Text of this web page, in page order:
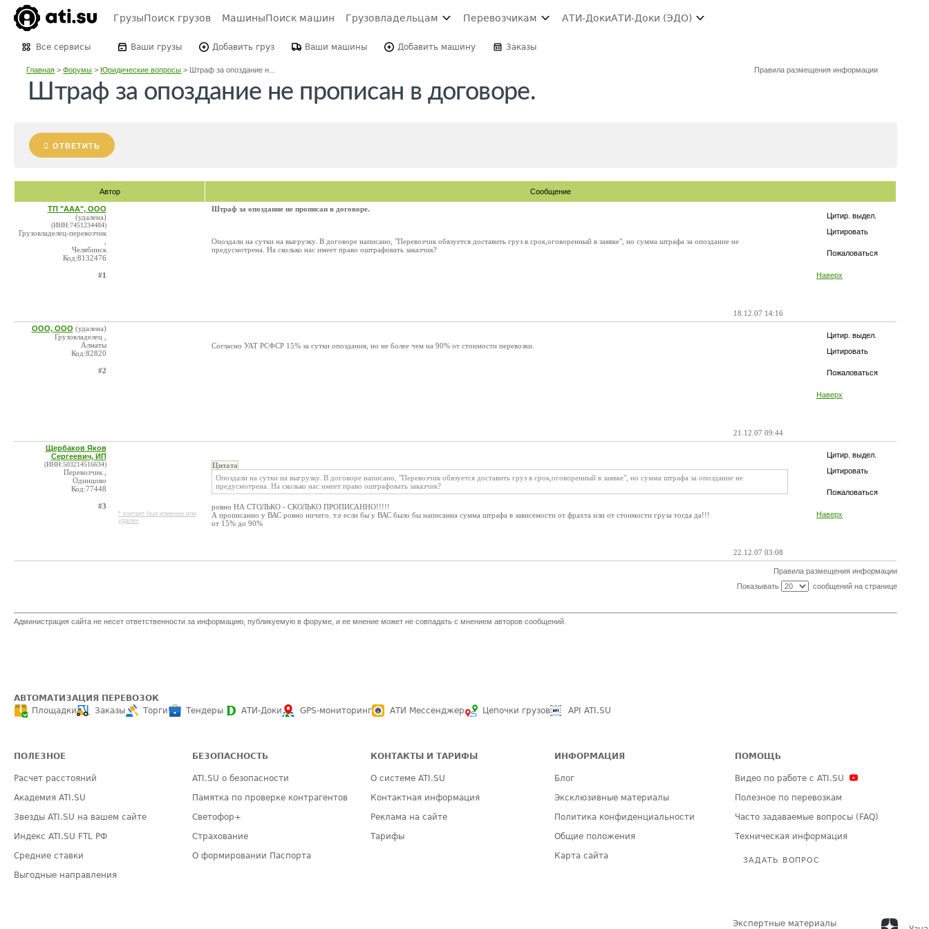
ГрузыПоиск грузов МашиныПоиск машин Грузовладельцам Перевозчикам АТИ-ДокиАТИ-Доки (ЭДО)
Все сервисы Ваши грузы Добавить груз Ваши машины Добавить машину Заказы
Главная >Форумы >Юридические вопросы > Штраф за опоздание н... Правила размещения информации
Штраф за опоздание не прописан в договоре.
ОТВЕТИТЬ
Автор Сообщение
Цитир. выдел.
Цитировать
Пожаловаться
Наверх
ТП "ААА", ООО
(удалена)
(ИНН:7451234484)
Грузовладелец-перевозчик
Челябинск
Код:8132476
#1
Штраф за опоздание не прописан в договоре.
Опоздали на сутки на выгрузку. В договоре написано, "Перевозчик обязуется доставить груз в срок,оговоренный в заявке", но сумма штрафа за опоздание не
предусмотрена. На сколько нас имеет право оштрафовать заказчик?
18.12.07 14:16
Цитир. выдел.
Цитировать
Пожаловаться
Наверх
ООО, ООО (удалена)
Грузовладелец ,
Алматы
Код:82820
#2
Согласно УАТ РСФСР 15% за сутки опоздания, но не более чем на 90% от стоимости перевозки.
21.12.07 09:44
Цитир. выдел.
Цитировать
Пожаловаться
Наверх
Щербаков Яков
Сергеевич, ИП
(ИНН:503214516634)
Перевозчик ,
Одинцово
Код:77448
#3
* контакт был изменен или
удален
Цитата
Опоздали на сутки на выгрузку. В договоре написано, "Перевозчик обязуется доставить груз в срок,оговоренный в заявке", но сумма штрафа за опоздание не
предусмотрена. На сколько нас имеет право оштрафовать заказчик?
ровно НА СТОЛЬКО - СКОЛЬКО ПРОПИСАННО!!!!!
А прописанно у ВАС ровно ничего. т.е если бы у ВАС было бы написанна сумма штрафа в зависемости от фрахта или от стоимости груза тогда да!!!
от 15% до 90%
22.12.07 03:08
Правила размещения информации
Показывать
сообщений на странице
Администрация сайта не несет ответственности за информацию, публикуемую в форуме, и ее мнение может не совпадать с мнением авторов сообщений.
АВТОМАТИЗАЦИЯ ПЕРЕВОЗОК
Площадки
Заказы Торги Тендеры АТИ-Доки GPS-мониторинг АТИ Мессенджер Цепочки грузов API ATI.SU
ПОЛЕЗНОЕ
Расчет расстояний
Академия ATI.SU
Звезды ATI.SU на вашем сайте
Индекс ATI.SU FTL РФ
Средние ставки
Выгодные направления
БЕЗОПАСНОСТЬ
ATI.SU о безопасности
Памятка по проверке контрагентов
Светофор+
Страхование
О формировании Паспорта
КОНТАКТЫ И ТАРИФЫ
О системе ATI.SU
Контактная информация
Реклама на сайте
Тарифы
ИНФОРМАЦИЯ
Блог
Эксклюзивные материалы
Политика конфиденциальности
Общие положения
Карта сайта
ПОМОЩЬ
Видео по работе с ATI.SU
Полезное по перевозкам
Часто задаваемые вопросы (FAQ)
Техническая информация
ЗАДАТЬ ВОПРОС
Экспертные материалы